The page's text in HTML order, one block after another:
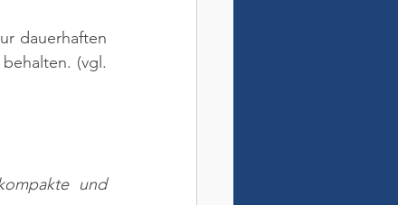
dauerhaften
(vgl.
und